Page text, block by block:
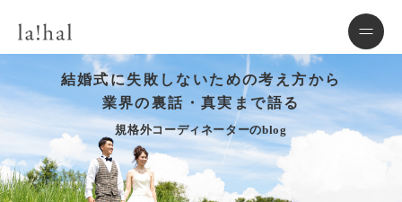
結婚式に失敗しないための考え方から
業界の裏話・真実まで語る
規格外コーディネーターのblog